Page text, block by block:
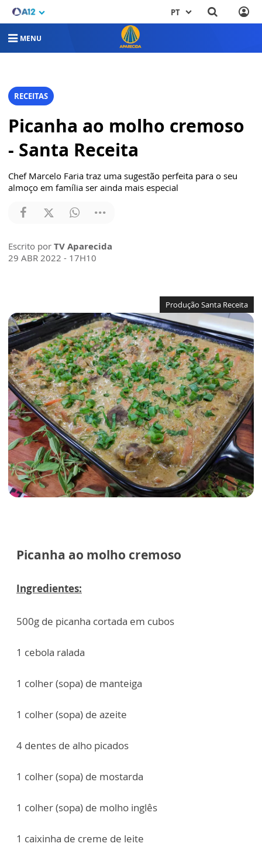
PT
MENU
RECEITAS
Picanha ao molho cremoso
- Santa Receita
Chef Marcelo Faria traz uma sugestão perfeita para o seu
almoço em família ser ainda mais especial
Escrito por TV Aparecida
29 ABR 2022 - 17H10
Produção Santa Receita
Picanha ao molho cremoso
Ingredientes:
500g de picanha cortada em cubos
1 cebola ralada
1 colher (sopa) de manteiga
1 colher (sopa) de azeite
4 dentes de alho picados
1 colher (sopa) de mostarda
1 colher (sopa) de molho inglês
1 caixinha de creme de leite